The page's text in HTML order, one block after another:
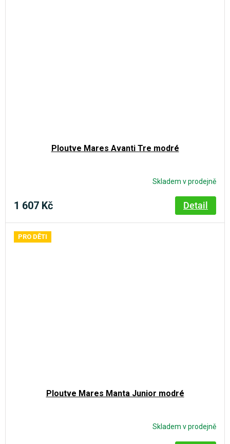
Ploutve Mares Avanti Tre modré
Skladem v prodejně
1 607 Kč Detail
PRO DĚTI
Ploutve Mares Manta Junior modré
Skladem v prodejně